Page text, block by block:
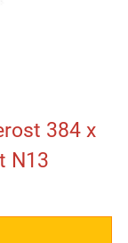
384 x
N13